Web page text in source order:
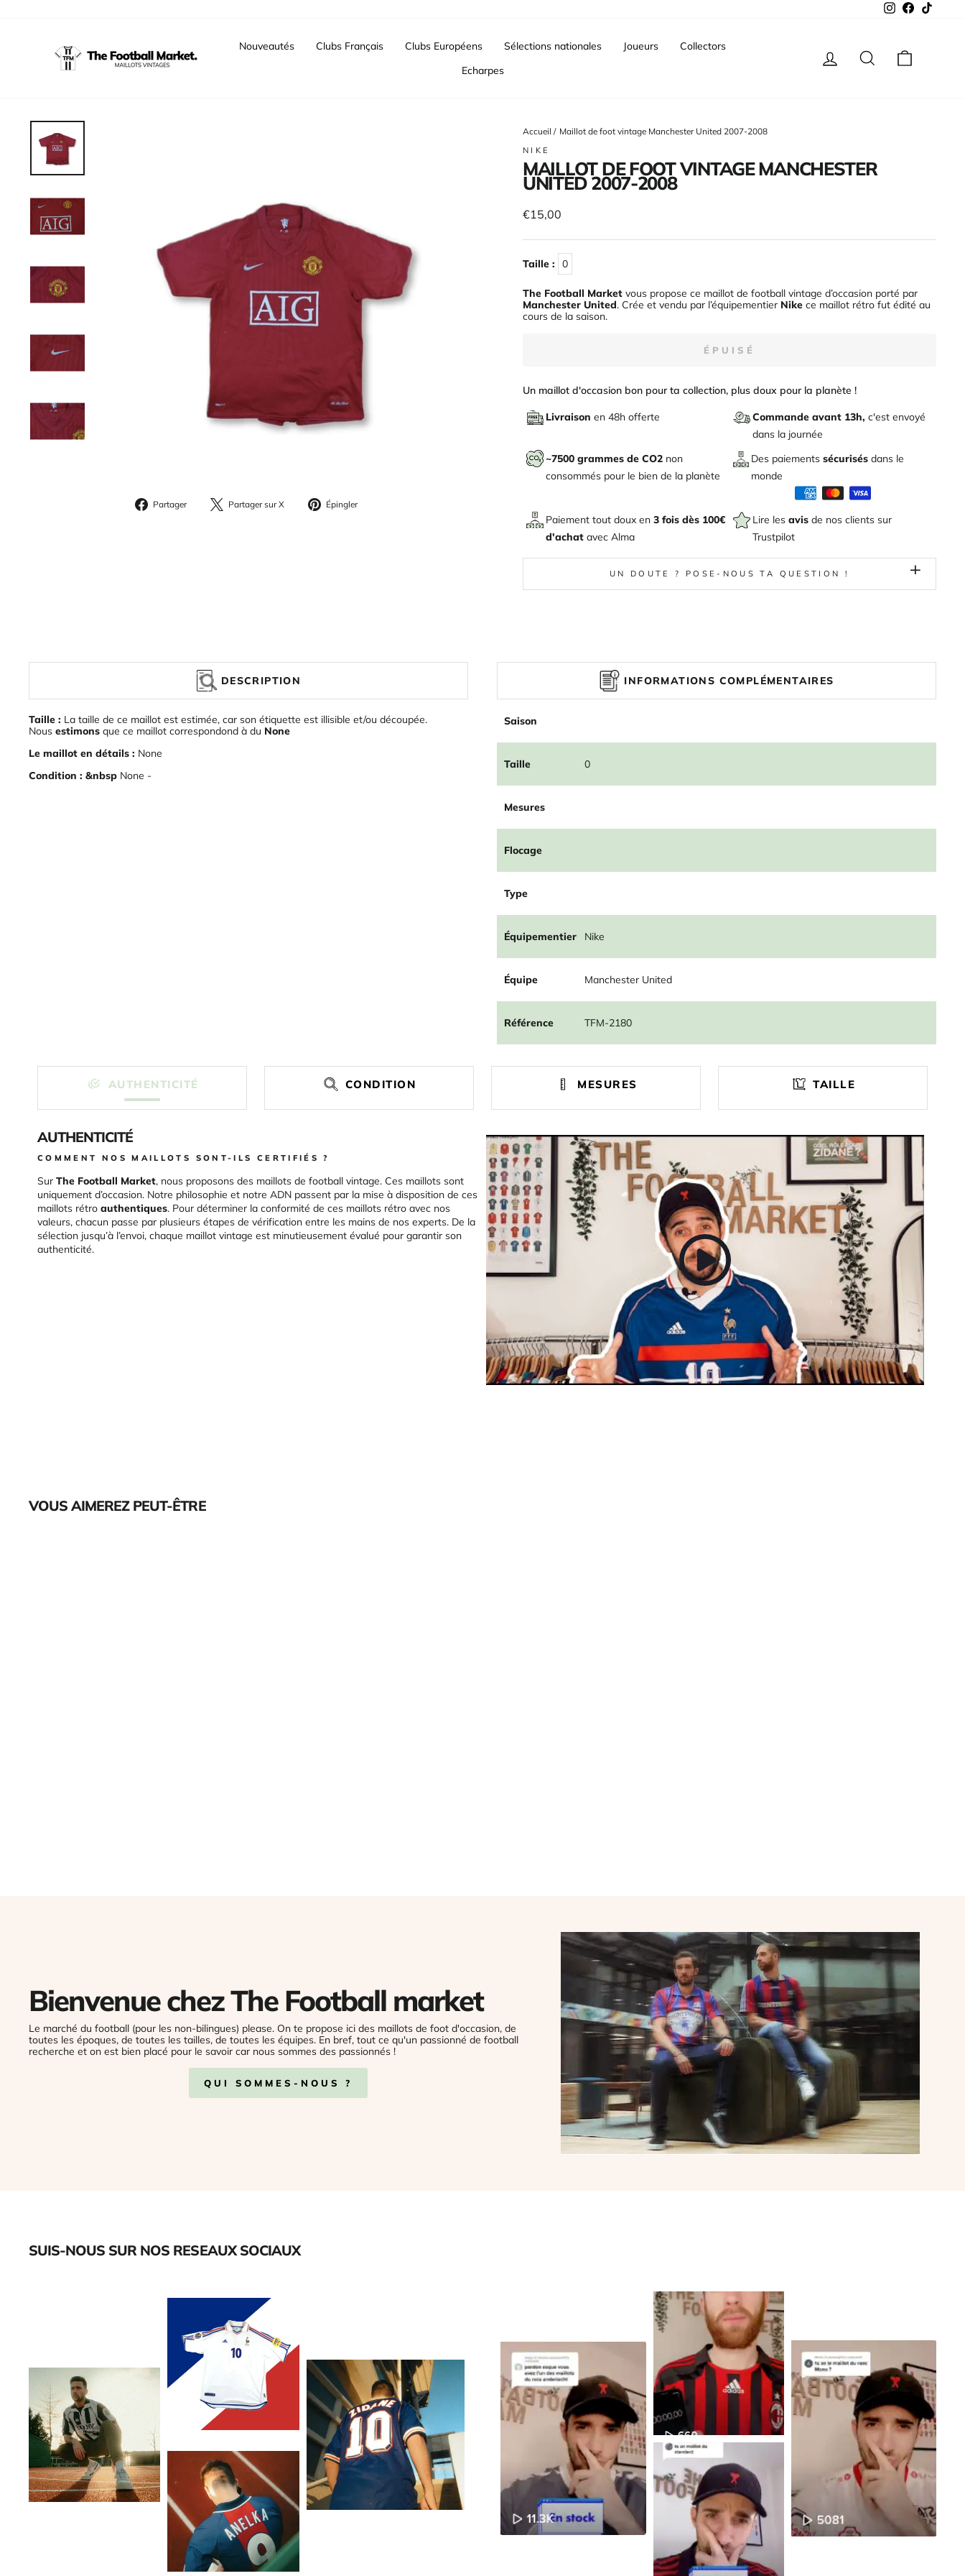
InstagramFacebook
Nouveautés Clubs Français Clubs Européens Sélections nationales Joueurs
Collectors
Echarpes
Se connecterRechercher
Partager
Partager
sur
Partager sur X
PartagerÉpingler
Accueil / Maillot de foot vintage Manchester United 2007-2008
NIKE
MAILLOT DE FOOT VINTAGE MANCHESTER
UNITED 2007-2008
Prix
€15,00
Taille : 0
The Football Market vous propose ce maillot de football vintage d’occasion porté par
Manchester United. Crée et vendu par l’équipementier Nike ce maillot rétro fut édité au
cours de la saison.
ÉPUISÉ
Un maillot d'occasion bon pour ta collection, plus doux pour la planète !
Livraison en 48h offerte Commande avant 13h, c'est envoyé
dans la journée
~7500 grammes de CO2 non
consommés pour le bien de la planète
Des paiements sécurisés dans le
monde
Paiement tout doux en 3 fois dès 100€
d'achat avec Alma
Lire les avis de nos clients sur
Trustpilot
UN DOUTE ? POSE-NOUS TA QUESTION !
DESCRIPTION
Taille : La taille de ce maillot est estimée, car son étiquette est illisible et/ou découpée.
Nous estimons que ce maillot correspondond à du None
Le maillot en détails : None
Condition : &nbsp None -
INFORMATIONS COMPLÉMENTAIRES
Saison
Taille 0
Mesures
Flocage
Type
Équipementier Nike
Équipe Manchester United
Référence TFM-2180
AUTHENTICITÉ CONDITION MESURES TAILLE
AUTHENTICITÉ
COMMENT NOS MAILLOTS SONT-ILS CERTIFIÉS ?
Sur The Football Market, nous proposons des maillots de football vintage. Ces maillots sont
uniquement d’occasion. Notre philosophie et notre ADN passent par la mise à disposition de ces
maillots rétro authentiques. Pour déterminer la conformité de ces maillots rétro avec nos
valeurs, chacun passe par plusieurs étapes de vérification entre les mains de nos experts. De la
sélection jusqu’à l’envoi, chaque maillot vintage est minutieusement évalué pour garantir son
authenticité.
VOUS AIMEREZ PEUT-ÊTRE
Bienvenue chez The Football market
Le marché du football (pour les non-bilingues) please. On te propose ici des maillots de foot d'occasion, de
toutes les époques, de toutes les tailles, de toutes les équipes. En bref, tout ce qu'un passionné de football
recherche et on est bien placé pour le savoir car nous sommes des passionnés !
QUI SOMMES-NOUS ?
SUIS-NOUS SUR NOS RESEAUX SOCIAUX